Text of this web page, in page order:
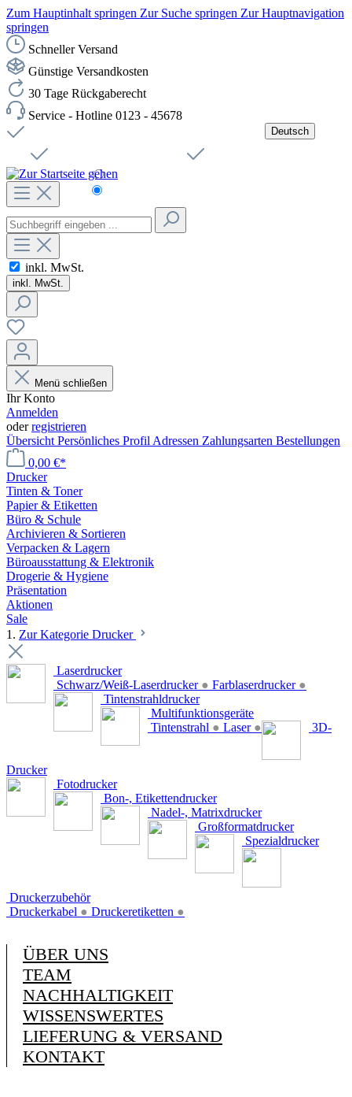
Zum Hauptinhalt springen Zur Suche springen Zur Hauptnavigation
springen
Schneller Versand
Günstige Versandkosten
30 Tage Rückgaberecht
Service - Hotline 0123 - 45678
Deutsch
Čeština
inkl. MwSt.
inkl. MwSt.
Menü schließen
Ihr Konto
Anmelden
oderregistrieren
Übersicht Persönliches Profil Adressen Zahlungsarten Bestellungen
0,00 €*
Drucker
Tinten & Toner
Papier & Etiketten
Büro & Schule
Archivieren & Sortieren
Verpacken & Lagern
Büroausstattung & Elektronik
Drogerie & Hygiene
Präsentation
Aktionen
Sale
1. Zur Kategorie Drucker
Laserdrucker
Schwarz/Weiß-Laserdrucker ● Farblaserdrucker ●
Tintenstrahldrucker
Multifunktionsgeräte
Tintenstrahl ● Laser ● 3D-
Drucker
Fotodrucker
Bon-, Etikettendrucker
Nadel-, Matrixdrucker
Großformatdrucker
Spezialdrucker
Druckerzubehör
Druckerkabel ● Druckeretiketten ●
ÜBER UNS
TEAM
NACHHALTIGKEIT
WISSENSWERTES
LIEFERUNG & VERSAND
KONTAKT